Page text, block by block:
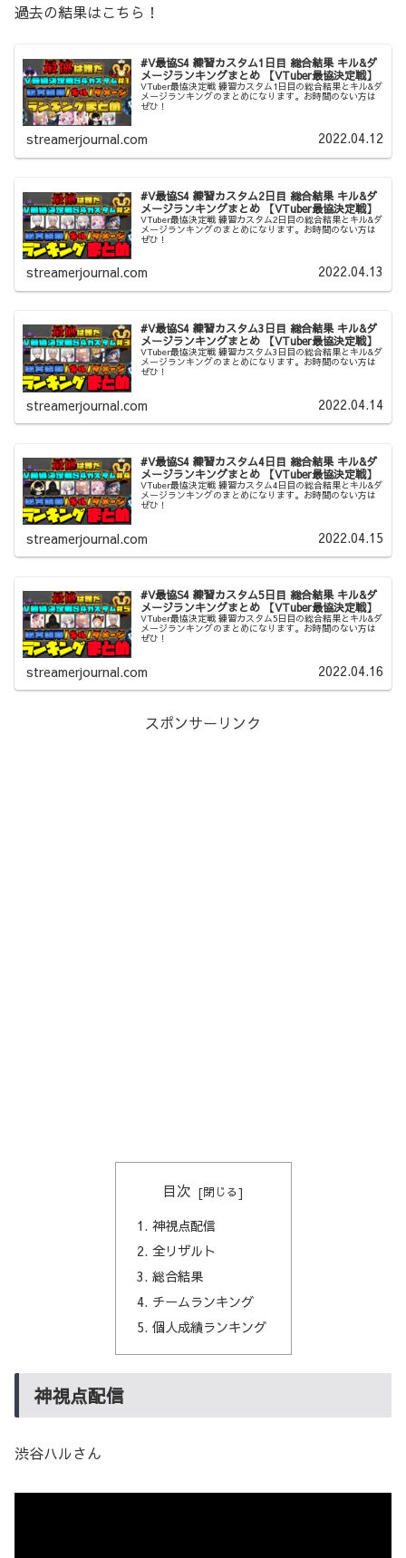
過去の結果はこちら！
#V最協S4 練習カスタム1日目 総合結果 キル&ダ
メージランキングまとめ 【VTuber最協決定戦】
VTuber最協決定戦 練習カスタム1日目の総合結果とキル&ダ
メージランキングのまとめになります。お時間のない方は
ぜひ！
streamerjournal.com 2022.04.12
#V最協S4 練習カスタム2日目 総合結果 キル&ダ
メージランキングまとめ 【VTuber最協決定戦】
VTuber最協決定戦 練習カスタム2日目の総合結果とキル&ダ
メージランキングのまとめになります。お時間のない方は
ぜひ！
streamerjournal.com 2022.04.13
#V最協S4 練習カスタム3日目 総合結果 キル&ダ
メージランキングまとめ 【VTuber最協決定戦】
VTuber最協決定戦 練習カスタム3日目の総合結果とキル&ダ
メージランキングのまとめになります。お時間のない方は
ぜひ！
streamerjournal.com 2022.04.14
#V最協S4 練習カスタム4日目 総合結果 キル&ダ
メージランキングまとめ 【VTuber最協決定戦】
VTuber最協決定戦 練習カスタム4日目の総合結果とキル&ダ
メージランキングのまとめになります。お時間のない方は
ぜひ！
streamerjournal.com 2022.04.15
#V最協S4 練習カスタム5日目 総合結果 キル&ダ
メージランキングまとめ 【VTuber最協決定戦】
VTuber最協決定戦 練習カスタム5日目の総合結果とキル&ダ
メージランキングのまとめになります。お時間のない方は
ぜひ！
streamerjournal.com 2022.04.16
スポンサーリンク
目次
神視点配信
全リザルト
総合結果
チームランキング
個人成績ランキング
神視点配信
渋谷ハルさん